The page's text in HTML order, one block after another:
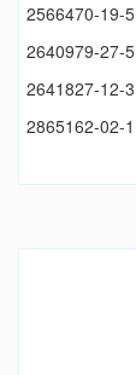
2566470-19-5
2640979-27-5
2641827-12-3
2865162-02-1